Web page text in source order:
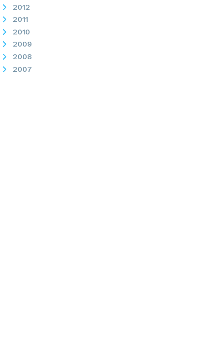
2012
2011
2010
2009
2008
2007